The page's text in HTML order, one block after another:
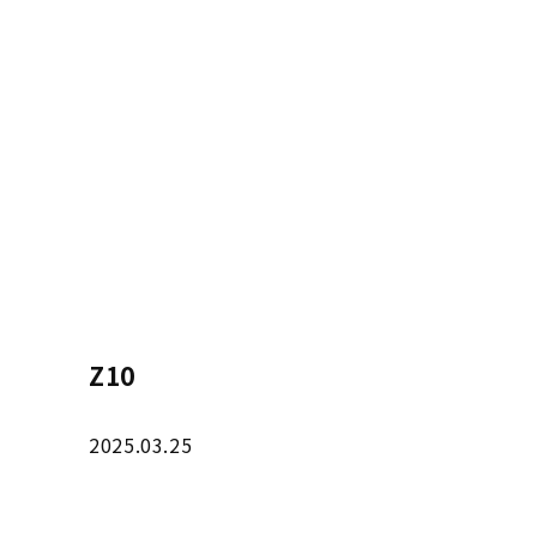
Z10
2025.03.25